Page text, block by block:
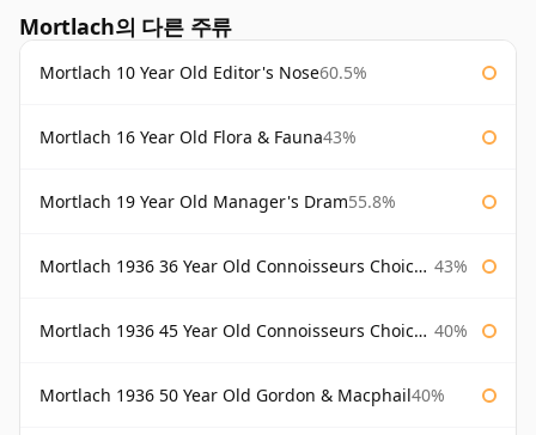
Mortlach의 다른 주류
Mortlach 10 Year Old Editor's Nose60.5%
Mortlach 16 Year Old Flora & Fauna43%
Mortlach 19 Year Old Manager's Dram55.8%
Mortlach 1936 36 Year Old Connoisseurs Choice Gordon & Macphail 43%
Mortlach 1936 45 Year Old Connoisseurs Choice Gordon & Macphail 40%
Mortlach 1936 50 Year Old Gordon & Macphail40%